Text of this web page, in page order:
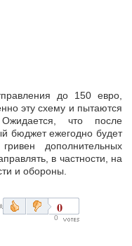
до 150 евро,
эту схему и пытаются
Ожидается, что после
бюджет ежегодно будет
дополнительных
в частности, на
и обороны.
0
0